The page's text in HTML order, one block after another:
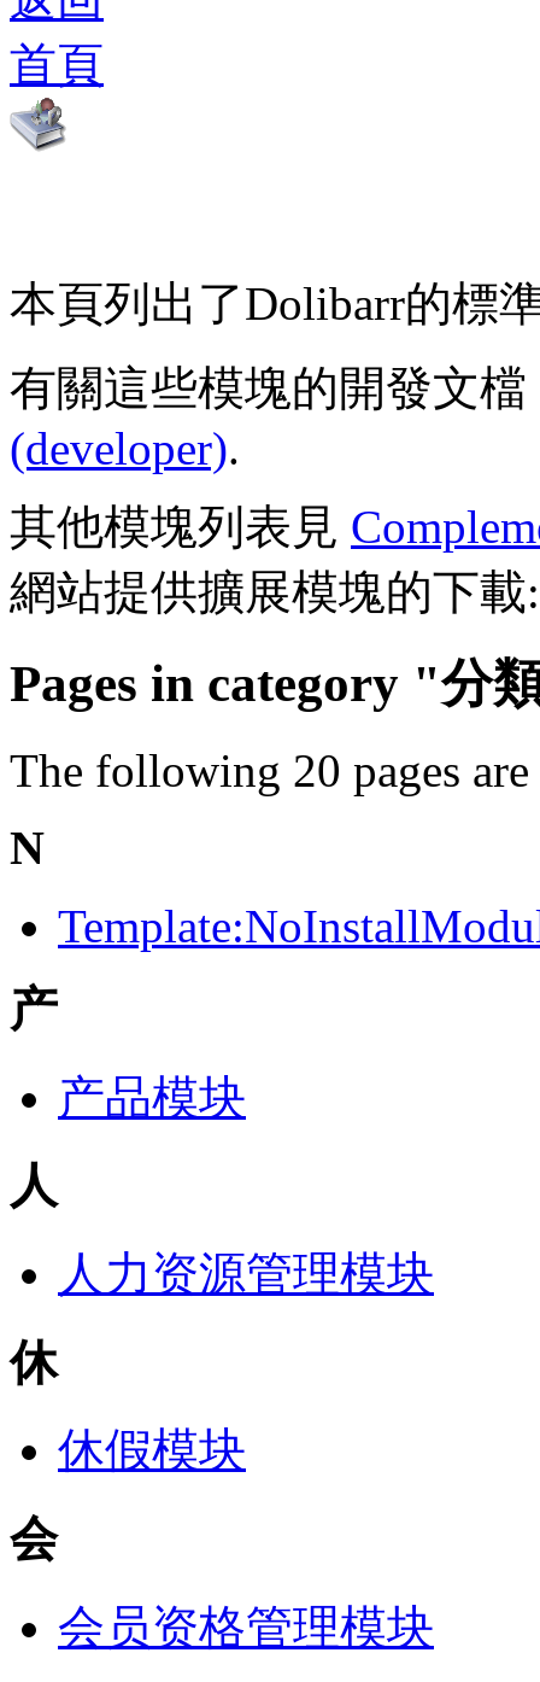
首頁
本頁列出了Dolibarr的標
有關這些模塊的開發文
(developer).
其他模塊列表見
網站提供擴展模塊的下
Pages in category "分
The following 20 pages
N
产
产品模块
人
人力资源管理模块
休
休假模块
会
会员资格管理模块